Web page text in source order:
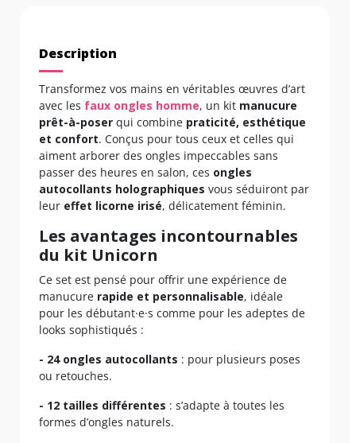
Description
Transformez vos mains en véritables œuvres d’art
avec les faux ongles homme, un kit manucure
prêt-à-poser qui combine praticité, esthétique
et confort. Conçus pour tous ceux et celles qui
aiment arborer des ongles impeccables sans
passer des heures en salon, ces ongles
autocollants holographiques vous séduiront par
leur effet licorne irisé, délicatement féminin.
Les avantages incontournables
du kit Unicorn
Ce set est pensé pour offrir une expérience de
manucure rapide et personnalisable, idéale
pour les débutant·e·s comme pour les adeptes de
looks sophistiqués :
- 24 ongles autocollants : pour plusieurs poses
ou retouches.
- 12 tailles différentes : s’adapte à toutes les
formes d’ongles naturels.